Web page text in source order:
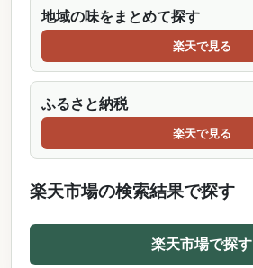
地域の味をまとめて探す
楽天で見る
ふるさと納税
楽天で見る
楽天市場の検索結果で探す
楽天市場で探す